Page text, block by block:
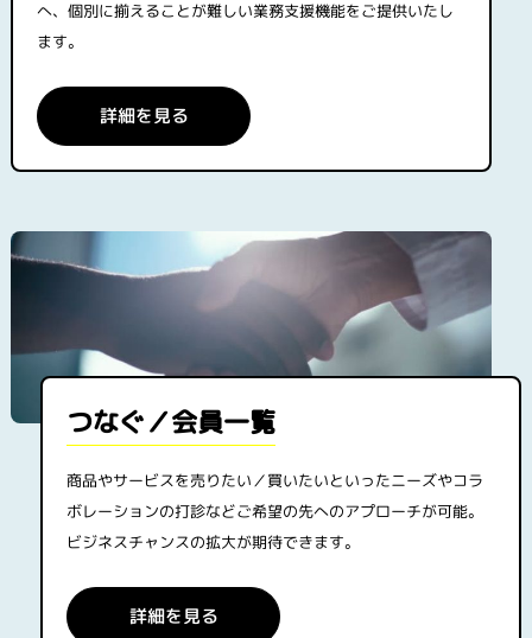
へ、個別に揃えることが難しい業務支援機能をご提供いたし
ます。
詳細を見る
つなぐ／会員一覧
商品やサービスを売りたい／買いたいといったニーズやコラ
ボレーションの打診などご希望の先へのアプローチが可能。
ビジネスチャンスの拡大が期待できます。
詳細を見る